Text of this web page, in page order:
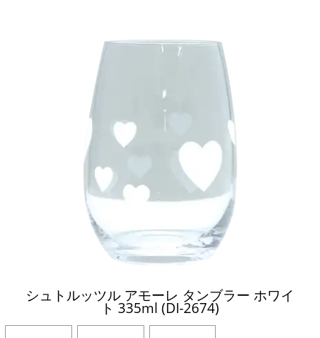
シュトルッツル アモーレ タンブラー ホワイ
ト 335ml (DI-2674)